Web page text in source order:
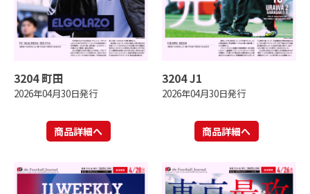
3204 町田
2026年04月30日発行
商品詳細へ
3204 J1
2026年04月30日発行
商品詳細へ